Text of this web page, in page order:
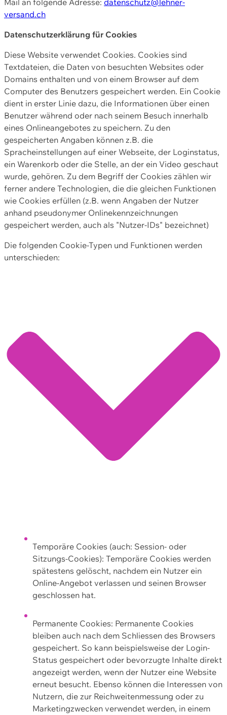
versand.ch
Datenschutzerklärung für Cookies
Diese Website verwendet Cookies. Cookies sind
Textdateien, die Daten von besuchten Websites oder
Domains enthalten und von einem Browser auf dem
Computer des Benutzers gespeichert werden. Ein Cookie
dient in erster Linie dazu, die Informationen über einen
Benutzer während oder nach seinem Besuch innerhalb
eines Onlineangebotes zu speichern. Zu den
gespeicherten Angaben können z.B. die
Spracheinstellungen auf einer Webseite, der Loginstatus,
ein Warenkorb oder die Stelle, an der ein Video geschaut
wurde, gehören. Zu dem Begriff der Cookies zählen wir
ferner andere Technologien, die die gleichen Funktionen
wie Cookies erfüllen (z.B. wenn Angaben der Nutzer
anhand pseudonymer Onlinekennzeichnungen
gespeichert werden, auch als "Nutzer-IDs" bezeichnet)
Die folgenden Cookie-Typen und Funktionen werden
unterschieden:
Temporäre Cookies (auch: Session- oder
Sitzungs-Cookies): Temporäre Cookies werden
spätestens gelöscht, nachdem ein Nutzer ein
Online-Angebot verlassen und seinen Browser
geschlossen hat.
Permanente Cookies: Permanente Cookies
bleiben auch nach dem Schliessen des Browsers
gespeichert. So kann beispielsweise der Login-
Status gespeichert oder bevorzugte Inhalte direkt
angezeigt werden, wenn der Nutzer eine Website
erneut besucht. Ebenso können die Interessen von
Nutzern, die zur Reichweitenmessung oder zu
Marketingzwecken verwendet werden, in einem